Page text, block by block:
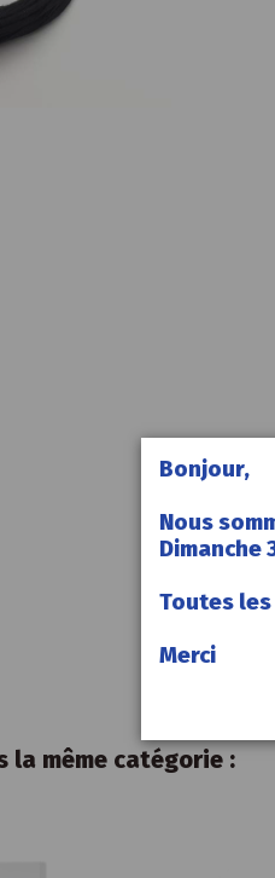
la même catégorie :
Bonjour,
Nous
Dimanche
Toutes
Merci